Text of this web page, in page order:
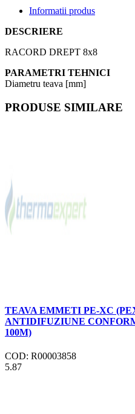
Informatii produs
DESCRIERE
RACORD DREPT 8x8
PARAMETRI TEHNICI
Diametru teava [mm]
PRODUSE SIMILARE
TEAVA EMMETI PE-XC
ANTIDIFUZIUNE
100M)
COD: R00003858
5.87